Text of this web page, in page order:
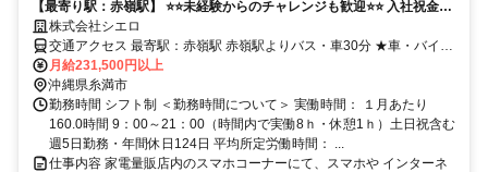
【最寄り駅：赤嶺駅】 ⭐️⭐️未経験からのチャレンジも歓迎⭐️⭐️ 入社祝金最
大10万円！ 高時給&手厚いサポートで長く続けられます！
株式会社シエロ
交通アクセス 最寄駅：赤嶺駅 赤嶺駅よりバス・車30分 ★車・バイク
通勤OK
月給231,500円以上
沖縄県糸満市
勤務時間 シフト制 ＜勤務時間について＞ 実働時間： １月あたり
160.0時間 9：00～21：00（時間内で実働8ｈ・休憩1ｈ）土日祝含む
週5日勤務・年間休日124日 平均所定労働時間： ...
仕事内容 家電量販店内のスマホコーナーにて、スマホや インターネ